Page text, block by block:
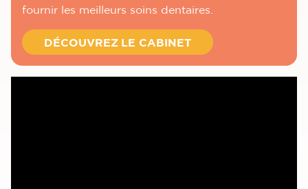
fournir les meilleurs soins dentaires.
DÉCOUVREZ LE CABINET